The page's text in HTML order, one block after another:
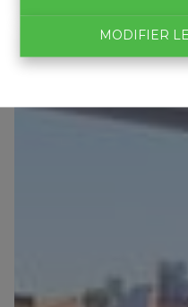
MODIFIER